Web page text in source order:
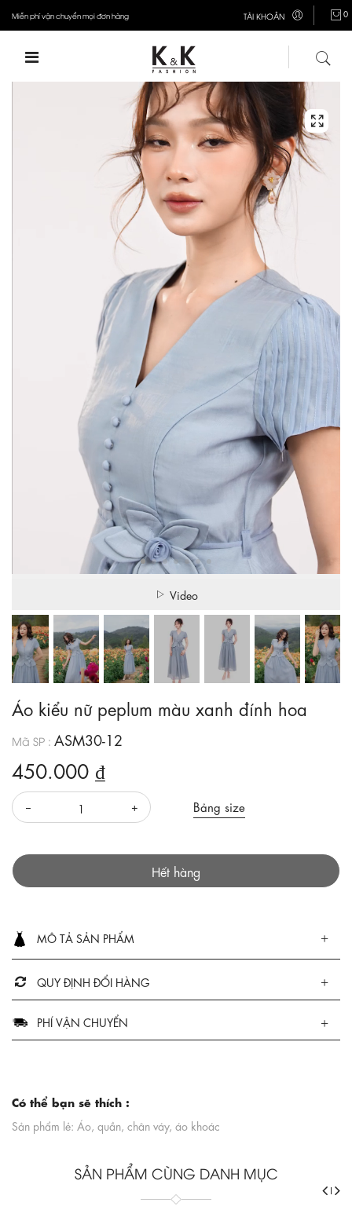
Miễn phí vận chuyển mọi đơn hàng TÀI KHOẢN 0
Video
Áo kiểu nữ peplum màu xanh đính hoa
Mã SP : ASM30-12
450.000 ₫
Bảng size
Hết hàng
MÔ TẢ SẢN PHẨM
QUY ĐỊNH ĐỔI HÀNG
PHÍ VẬN CHUYỂN
Có thể bạn sẽ thích :
Sản phẩm lẻ: Áo, quần, chân váy, áo khoác
SẢN PHẨM CÙNG DANH MỤC